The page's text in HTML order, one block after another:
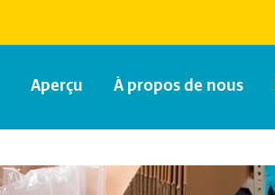
Aperçu À propos de nous